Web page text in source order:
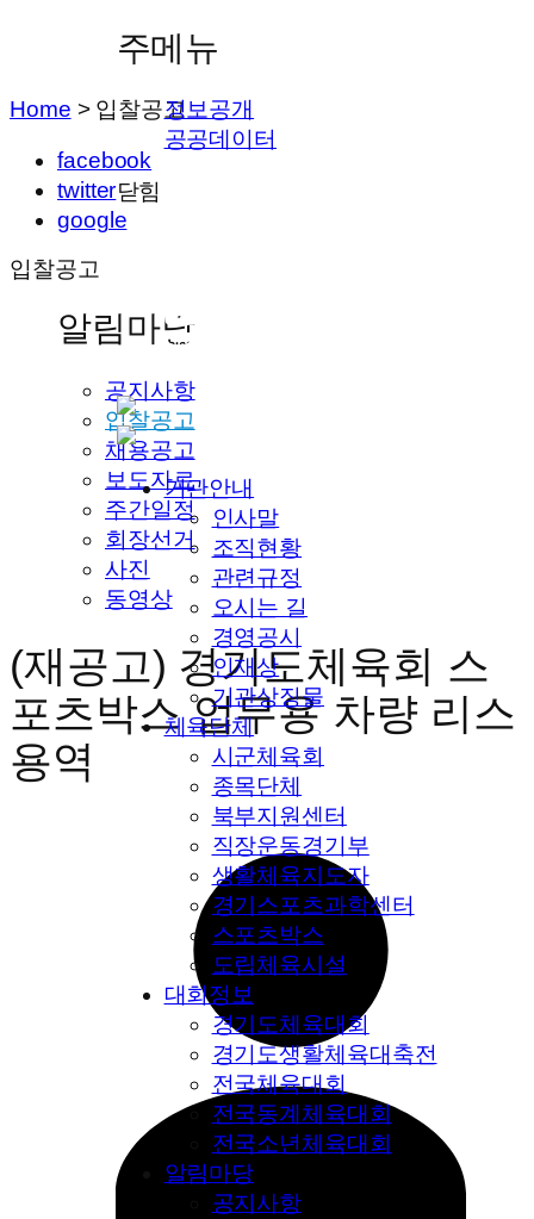
주메뉴
정보공개
공공데이터
닫힘
기관안내
인사말
조직현황
관련규정
오시는 길
경영공시
인재상
기관상징물
체육단체
시군체육회
종목단체
북부지원센터
직장운동경기부
생활체육지도자
경기스포츠과학센터
스포츠박스
도립체육시설
대회정보
경기도체육대회
경기도생활체육대축전
전국체육대회
전국동계체육대회
전국소년체육대회
알림마당
공지사항
Home > 입찰공고
facebook
twitter
google
입찰공고
알림마당
공지사항
입찰공고
채용공고
보도자료
주간일정
회장선거
사진
동영상
(재공고) 경기도체육회 스
포츠박스 업무용 차량 리스
용역